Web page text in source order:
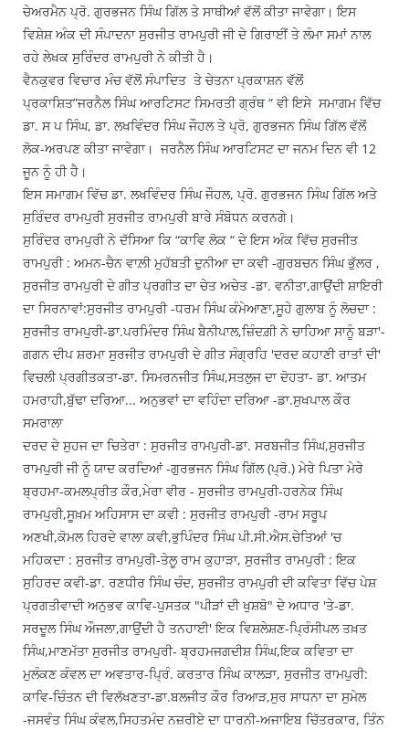
ਚੇਅਰਮੈਨ ਪ੍ਰੋ. ਗੁਰਭਜਨ ਸਿੰਘ ਗਿੱਲ ਤੇ ਸਾਥੀਆਂ ਵੱਲੋਂ ਕੀਤਾ ਜਾਵੇਗਾ। ਇਸ
ਵਿਸ਼ੇਸ਼ ਅੰਕ ਦੀ ਸੰਪਾਦਨਾ ਸੁਰਜੀਤ ਰਾਮਪੁਰੀ ਜੀ ਦੇ ਗਿਰਾਈਂ ਤੇ ਲੰਮਾ ਸਮਾਂ ਨਾਲ
ਰਹੇ ਲੇਖਕ ਸੁਰਿੰਦਰ ਰਾਮਪੁਰੀ ਨੇ ਕੀਤੀ ਹੈ।
ਵੈਨਕੁਵਰ ਵਿਚਾਰ ਮੰਚ ਵੱਲੋਂ ਸੰਪਾਦਿਤ ਤੇ ਚੇਤਨਾ ਪ੍ਰਕਾਸ਼ਨ ਵੱਲੋਂ
ਪ੍ਰਕਾਸ਼ਿਤ”ਜਰਨੈਲ ਸਿੰਘ ਆਰਟਿਸਟ ਸਿਮਰਤੀ ਗ੍ਰੰਥ “ ਵੀ ਇਸੇ ਸਮਾਗਮ ਵਿੱਚ
ਡਾ. ਸ ਪ ਸਿੰਘ, ਡਾ. ਲਖਵਿੰਦਰ ਸਿੰਘ ਜੌਹਲ ਤੇ ਪ੍ਰੋ, ਗੁਰਭਜਨ ਸਿੰਘ ਗਿੱਲ ਵੱਲੋਂ
ਲੋਕ-ਅਰਪਣ ਕੀਤਾ ਜਾਵੇਗਾ। ਜਰਨੈਲ ਸਿੰਘ ਆਰਟਿਸਟ ਦਾ ਜਨਮ ਦਿਨ ਵੀ 12
ਜੂਨ ਨੂੰ ਹੀ ਹੈ।
ਇਸ ਸਮਾਗਮ ਵਿੱਚ ਡਾ. ਲਖਵਿੰਦਰ ਸਿੰਘ ਜੌਹਲ, ਪ੍ਰੋ. ਗੁਰਭਜਨ ਸਿੰਘ ਗਿੱਲ ਅਤੇ
ਸੁਰਿੰਦਰ ਰਾਮਪੁਰੀ ਸੁਰਜੀਤ ਰਾਮਪੁਰੀ ਬਾਰੇ ਸੰਬੋਧਨ ਕਰਨਗੇ।
ਸੁਰਿੰਦਰ ਰਾਮਪੁਰੀ ਨੇ ਦੱਸਿਆ ਕਿ “ਕਾਵਿ ਲੋਕ “ ਦੇ ਇਸ ਅੰਕ ਵਿੱਚ ਸੁਰਜੀਤ
ਰਾਮਪੁਰੀ : ਅਮਨ-ਚੈਨ ਵਾਲ਼ੀ ਮੁਹੱਬਤੀ ਦੁਨੀਆ ਦਾ ਕਵੀ -ਗੁਰਬਚਨ ਸਿੰਘ ਭੁੱਲਰ ,
ਸੁਰਜੀਤ ਰਾਮਪੁਰੀ ਦੇ ਗੀਤ ਪ੍ਰਗੀਤ ਦਾ ਚੇਤ ਅਚੇਤ -ਡਾ. ਵਨੀਤਾ,ਗਾਉਂਦੀ ਸ਼ਾਇਰੀ
ਦਾ ਸਿਰਨਾਵਾਂ:ਸੁਰਜੀਤ ਰਾਮਪੁਰੀ -ਧਰਮ ਸਿੰਘ ਕੰਮੇਆਣਾ,ਸੂਹੇ ਗੁਲਾਬ ਨੂੰ ਲੋਚਦਾ :
ਸੁਰਜੀਤ ਰਾਮਪੁਰੀ-ਡਾ.ਪਰਮਿੰਦਰ ਸਿੰਘ ਬੈਨੀਪਾਲ,ਜ਼ਿੰਦਗ਼ੀ ਨੇ ਚਾਹਿਆ ਸਾਨੂੰ ਬੜਾ'-
ਗਗਨ ਦੀਪ ਸ਼ਰਮਾ ਸੁਰਜੀਤ ਰਾਮਪੁਰੀ ਦੇ ਗੀਤ ਸੰਗ੍ਰਹਿ 'ਦਰਦ ਕਹਾਣੀ ਰਾਤਾਂ ਦੀ'
ਵਿਚਲੀ ਪ੍ਰਗੀਤਕਤਾ-ਡਾ. ਸਿਮਰਨਜੀਤ ਸਿੰਘ,ਸਤਲੁਜ ਦਾ ਦੋਹਤਾ- ਡਾ. ਆਤਮ
ਹਮਰਾਹੀ,ਬੁੱਢਾ ਦਰਿਆ... ਅਨੁਭਵਾਂ ਦਾ ਵਹਿੰਦਾ ਦਰਿਆ -ਡਾ.ਸੁਖਪਾਲ ਕੌਰ
ਸਮਰਾਲਾ
ਦਰਦ ਦੇ ਸੁਹਜ ਦਾ ਚਿਤੇਰਾ : ਸੁਰਜੀਤ ਰਾਮਪੁਰੀ-ਡਾ. ਸਰਬਜੀਤ ਸਿੰਘ,ਸੁਰਜੀਤ
ਰਾਮਪੁਰੀ ਜੀ ਨੂੰ ਯਾਦ ਕਰਦਿਆਂ -ਗੁਰਭਜਨ ਸਿੰਘ ਗਿੱਲ (ਪ੍ਰੋ.) ਮੇਰੇ ਪਿਤਾ ਮੇਰੇ
ਬ੍ਰਹਮਾ-ਕਮਲਪ੍ਰੀਤ ਕੌਰ,ਮੇਰਾ ਵੀਰ - ਸੁਰਜੀਤ ਰਾਮਪੁਰੀ-ਹਰਨੇਕ ਸਿੰਘ
ਰਾਮਪੁਰੀ,ਸੂਖ਼ਮ ਅਹਿਸਾਸ ਦਾ ਕਵੀ : ਸੁਰਜੀਤ ਰਾਮਪੁਰੀ -ਰਾਮ ਸਰੂਪ
ਅਣਖੀ,ਕੋਮਲ ਹਿਰਦੇ ਵਾਲਾ ਕਵੀ,ਭੁਪਿੰਦਰ ਸਿੰਘ ਪੀ.ਸੀ.ਐਸ.ਚੇਤਿਆਂ 'ਚ
ਮਹਿਕਦਾ : ਸੁਰਜੀਤ ਰਾਮਪੁਰੀ-ਤੇਲੂ ਰਾਮ ਕੁਹਾੜਾ, ਸੁਰਜੀਤ ਰਾਮਪੁਰੀ : ਇਕ
ਸੁਹਿਰਦ ਕਵੀ-ਡਾ. ਰਣਧੀਰ ਸਿੰਘ ਚੰਦ, ਸੁਰਜੀਤ ਰਾਮਪੁਰੀ ਦੀ ਕਵਿਤਾ ਵਿੱਚ ਪੇਸ਼
ਪ੍ਰਗਤੀਵਾਦੀ ਅਨੁਭਵ ਕਾਵਿ-ਪੁਸਤਕ "ਪੀੜਾਂ ਦੀ ਖੁਸ਼ਬੋ" ਦੇ ਅਧਾਰ 'ਤੇ-ਡਾ.
ਸਰਦੂਲ ਸਿੰਘ ਔਜਲਾ,ਗਾਉਂਦੀ ਹੈ ਤਨਹਾਈ' ਇਕ ਵਿਸ਼ਲੇਸ਼ਣ-ਪ੍ਰਿੰਸੀਪਲ ਤਖ਼ਤ
ਸਿੰਘ,ਮਾਣਮੱਤਾ ਸੁਰਜੀਤ ਰਾਮਪੁਰੀ- ਬ੍ਰਹਮਜਗਦੀਸ਼ ਸਿੰਘ,ਇਕ ਕਵਿਤਾ ਦਾ
ਮੁਲੰਕਣ ਕੰਵਲ ਦਾ ਅਵਤਾਰ-ਪ੍ਰਿੰ. ਕਰਤਾਰ ਸਿੰਘ ਕਾਲੜਾ, ਸੁਰਜੀਤ ਰਾਮਪੁਰੀ:
ਕਾਵਿ-ਚਿੰਤਨ ਦੀ ਵਿਲੱਖਣਤਾ-ਡਾ.ਬਲਜੀਤ ਕੌਰ ਰਿਆੜ,ਸੁਰ ਸਾਧਨਾ ਦਾ ਸੁਮੇਲ
-ਜਸਵੰਤ ਸਿੰਘ ਕੰਵਲ,ਸਿਹਤਮੰਦ ਨਜ਼ਰੀਏ ਦਾ ਧਾਰਨੀ-ਅਜਾਇਬ ਚਿੱਤਰਕਾਰ, ਤਿੰਨ